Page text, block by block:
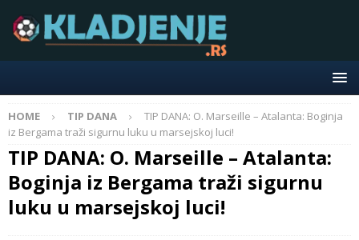
HOME TIP DANA
TIP DANA: O. Marseille – Atalanta: Boginja
iz Bergama traži sigurnu luku u marsejskoj luci!
TIP DANA: O. Marseille – Atalanta:
Boginja iz Bergama traži sigurnu
luku u marsejskoj luci!